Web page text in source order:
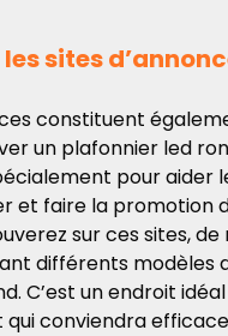
sites
constituent
un plafonnier led
pour aider
et faire la promotion
sur ces sites,
différents modèles
C’est un endroit
conviendra